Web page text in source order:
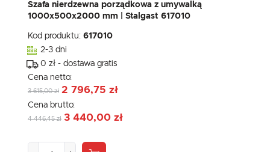
Szafa nierdzewna porządkowa z umywalką
1000x500x2000 mm | Stalgast 617010
Kod produktu: 617010
2-3 dni
0 zł - dostawa gratis
Cena netto:
3 615,00 zł 2 796,75 zł
Cena brutto:
4 446,45 zł 3 440,00 zł